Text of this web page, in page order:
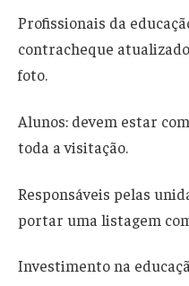
Profissionais da
contracheque
foto.
Alunos: devem estar
toda a visitação.
Responsáveis pelas
portar uma listagem
Investimento na